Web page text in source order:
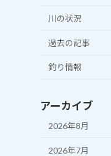
川の状況
過去の記事
釣り情報
アーカイブ
2026年8月
2026年7月